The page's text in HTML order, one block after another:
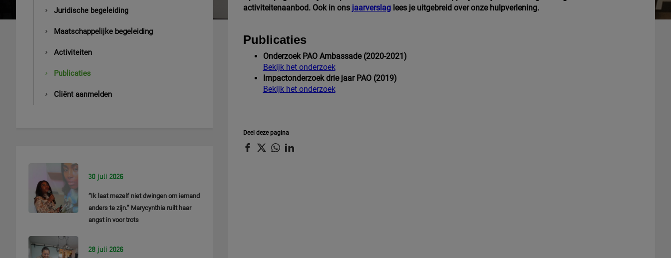
Juridische begeleiding
Maatschappelijke begeleiding
Activiteiten
Publicaties
Cliënt aanmelden
30 juli 2026
“Ik laat mezelf niet dwingen om iemand
anders te zijn.” Marycynthia ruilt haar
angst in voor trots
28 juli 2026
activiteitenaanbod. Ook in ons jaarverslaglees je uitgebreid over onze hulpverlening.
Publicaties
Onderzoek PAO Ambassade (2020-2021)
Bekijk het onderzoek
Impactonderzoek drie jaar PAO (2019)
Bekijk het onderzoek
Deel deze pagina